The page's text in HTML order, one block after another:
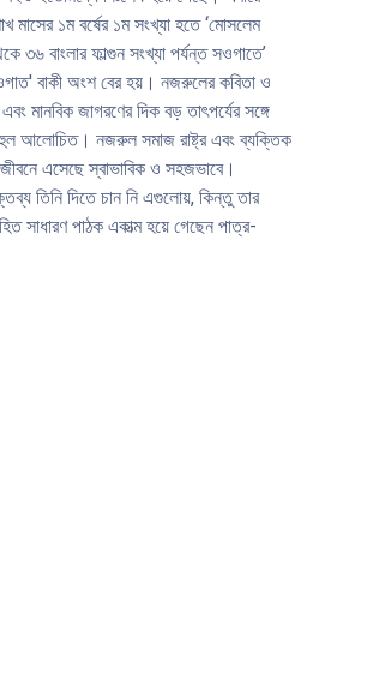
১ম বর্ষের ১ম সংখ্যা হতে ‘মােসলেম
৩৬ বাংলার ফাল্গুন সংখ্যা পর্যন্ত সওগাতে’
বাকী অংশ বের হয়। নজরুলের কবিতা ও
মানবিক জাগরণের দিক বড় তাৎপর্যের সঙ্গে
আলােচিত। নজরুল সমাজ রাষ্ট্র এবং ব্যক্তিক
এসেছে স্বাভাবিক ও সহজভাবে।
তিনি দিতে চান নি এগুলােয়, কিন্তু তার
সাধারণ পাঠক একাত্ম হয়ে গেছেন পাত্র-